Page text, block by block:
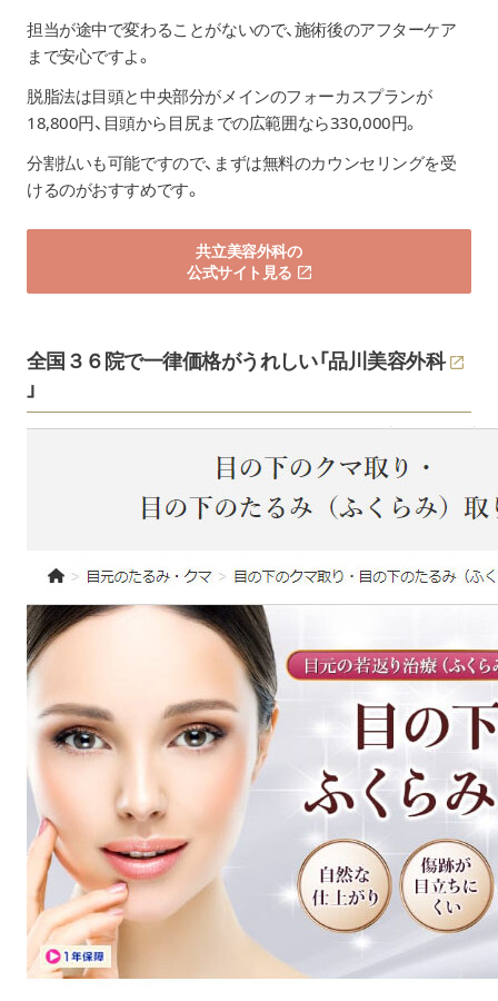
担当が途中で変わることがないので、施術後のアフターケア
まで安心ですよ。
脱脂法は目頭と中央部分がメインのフォーカスプランが
18,800円、目頭から目尻までの広範囲なら330,000円。
分割払いも可能ですので、まずは無料のカウンセリングを受
けるのがおすすめです。
共立美容外科の
公式サイト見る
全国３６院で一律価格がうれしい「品川美容外科
」